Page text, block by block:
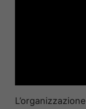
L’organizzazione